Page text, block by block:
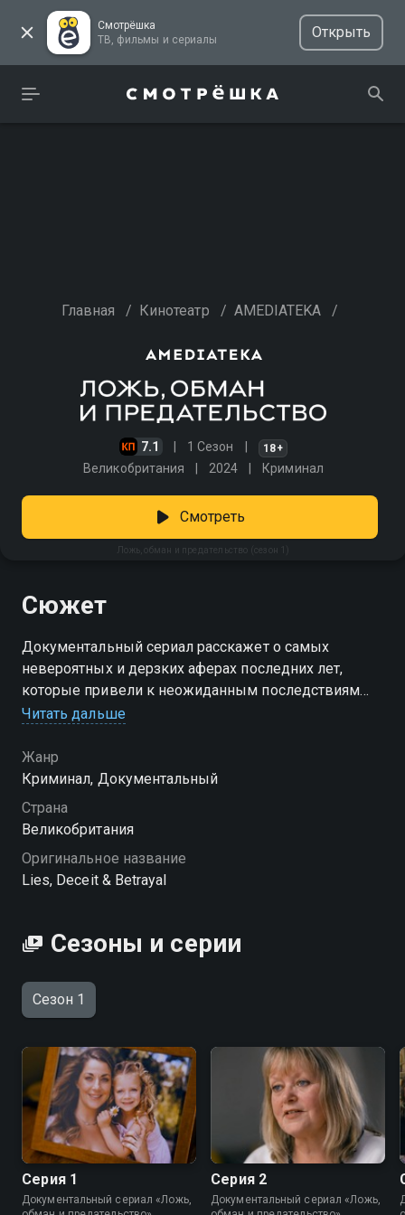
Смотрёшка
ТВ, фильмы и сериалы
Открыть
Главная / Кинотеатр / AMEDIATEKA /
7.1 1 Сезон 18+
Великобритания 2024 Криминал
Ложь, обман и предательство (сезон 1)
Смотреть
Сюжет
Документальный сериал расскажет о самых
невероятных и дерзких аферах последних лет,
которые привели к неожиданным последствиям
предательство вы можете совершенно бесплатно в
хорошем HD качестве на Смотрёшке
Читать дальше
Жанр
Криминал, Документальный
Страна
Великобритания
Оригинальное название
Lies, Deceit & Betrayal
Сезоны и серии
Сезон 1
Серия 1
Документальный сериал «Ложь,
Серия 2
Документальный сериал «Ложь,